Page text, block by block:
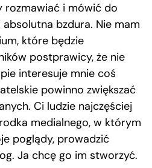
rozmawiać i mówić do
bzdura. Nie mam
które będzie
postprawicy, że nie
interesuje mnie coś
powinno zwiększać
Ci ludzie najczęściej
medialnego, w którym
poglądy, prowadzić
Ja chcę go im stworzyć.